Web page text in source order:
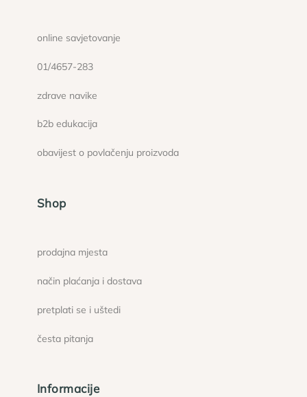
online savjetovanje
01/4657-283
zdrave navike
b2b edukacija
obavijest o povlačenju proizvoda
Shop
prodajna mjesta
način plaćanja i dostava
pretplati se i uštedi
česta pitanja
Informacije